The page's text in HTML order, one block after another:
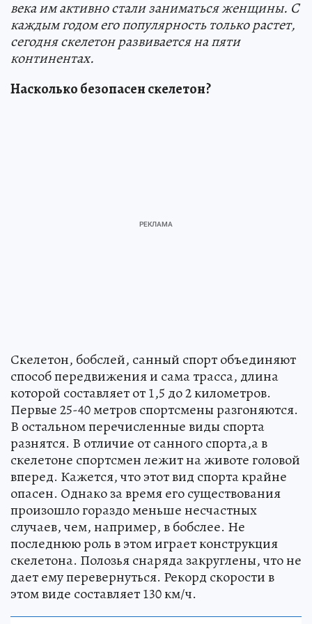
века им активно стали заниматься женщины. С
каждым годом его популярность только растет,
сегодня скелетон развивается на пяти
континентах.
Насколько безопасен скелетон?
Скелетон, бобслей, санный спорт объединяют
способ передвижения и сама трасса, длина
которой составляет от 1,5 до 2 километров.
Первые 25-40 метров спортсмены разгоняются.
В остальном перечисленные виды спорта
разнятся. В отличие от санного спорта,а в
скелетоне спортсмен лежит на животе головой
вперед. Кажется, что этот вид спорта крайне
опасен. Однако за время его существования
произошло гораздо меньше несчастных
случаев, чем, например, в бобслее. Не
последнюю роль в этом играет конструкция
скелетона. Полозья снаряда закруглены, что не
дает ему перевернуться. Рекорд скорости в
этом виде составляет 130 км/ч.